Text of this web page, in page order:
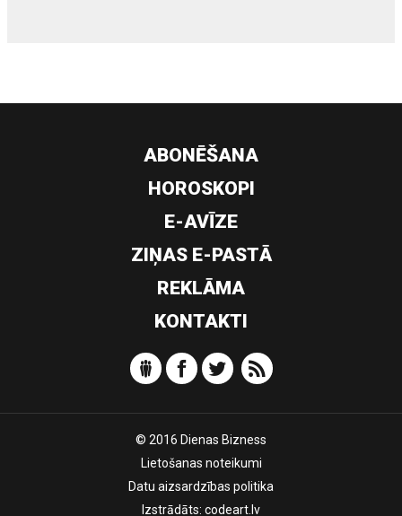
ABONĒŠANA
HOROSKOPI
E-AVĪZE
ZIŅAS E-PASTĀ
REKLĀMA
KONTAKTI
© 2016 Dienas Bizness
Lietošanas noteikumi
Datu aizsardzības politika
Izstrādāts: codeart.lv